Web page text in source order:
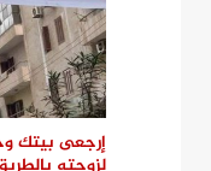
إرجعى بيتك
لزوجته